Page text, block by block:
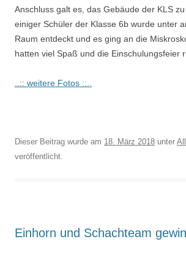
Anschluss galt es, das Gebäude der KLS
einiger Schüler der Klasse 6b wurde unter
Raum entdeckt und es ging an die
hatten viel Spaß und die Einschulungsfeier
..:: weitere Fotos ::..
Dieser Beitrag wurde am 18. März 2018 unter
veröffentlicht.
Einhorn und Schachteam